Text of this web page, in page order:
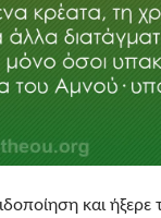
και ήξερε